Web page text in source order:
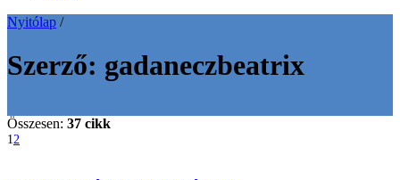
Nyitólap /
Szerző: gadaneczbeatrix
Összesen: 37 cikk
12